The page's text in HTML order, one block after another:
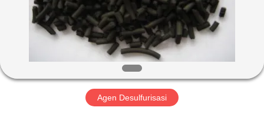
TENTANG
TUR
Agen Desulfurisasi